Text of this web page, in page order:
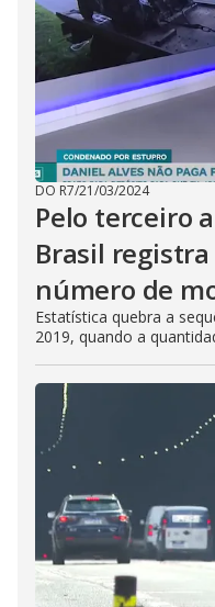
DO R7/21/03/2024
Pelo terceiro
Brasil
número de
Estatística quebra a
2019, quando a